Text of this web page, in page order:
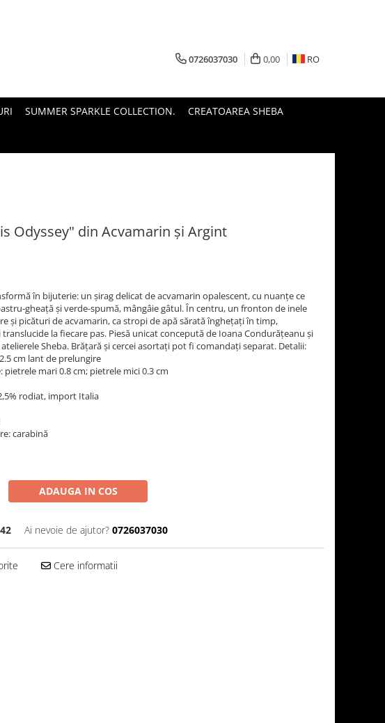
0726037030 0,00 RO
SUMMER SPARKLE COLLECTION. CREATOAREA SHEBA
Odyssey" din Acvamarin și Argint
în bijuterie: un șirag delicat de acvamarin opalescent, cu nuanțe ce
gheață și verde-spumă, mângâie gâtul. În centru, un fronton de inele
și picături de acvamarin, ca stropi de apă sărată înghețați în timp,
la fiecare pas. Piesă unicat concepută de Ioana Condurățeanu și
Sheba. Brățară și cercei asortați pot fi comandați separat. Detalii:
cm lant de prelungire
pietrele mari 0.8 cm; pietrele mici 0.3 cm
rodiat, import Italia
carabină
ADAUGA IN COS
Ai nevoie de ajutor? 0726037030
Cere informatii